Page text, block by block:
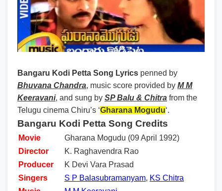
Bangaru Kodi Petta Song Lyrics penned by
Bhuvana Chandra, music score provided by M M
Keeravani, and sung by SP Balu & Chitra from the
Telugu cinema Chiru’s ‘Gharana Mogudu‘.
Bangaru Kodi Petta Song Credits
Movie
Gharana Mogudu (09 April 1992)
Director
K. Raghavendra Rao
Producer
K Devi Vara Prasad
Singers
S P Balasubramanyam, KS Chitra